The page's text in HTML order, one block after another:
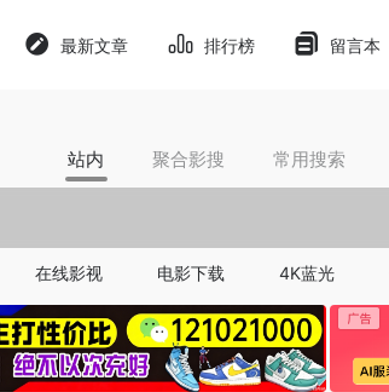
最新文章 排行榜 留言本
站内 聚合影搜 常用搜索
在线影视 电影下载 4K蓝光